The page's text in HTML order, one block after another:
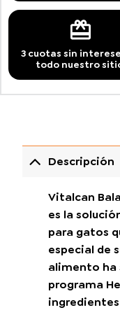
3 cuotas sin
todo nuestro
Descripción
Vitalcan
es la
para gatos
especial de
alimento ha
programa